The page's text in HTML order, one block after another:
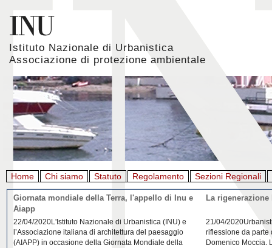
Istituto Nazionale di Urbanistica
Associazione di protezione ambientale
Home Chi siamo Statuto Regolamento Sezioni Regionali
Giornata mondiale della Terra, l'appello di Inu e
Aiapp
22/04/2020L'Istituto Nazionale di Urbanistica (INU) e
l’Associazione italiana di architettura del paesaggio
(AIAPP) in occasione della Giornata Mondiale della
La
21/04/
riflessione da parte
Domenico Moccia.